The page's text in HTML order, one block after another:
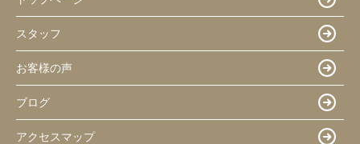
スタッフ
お客様の声
ブログ
アクセスマップ